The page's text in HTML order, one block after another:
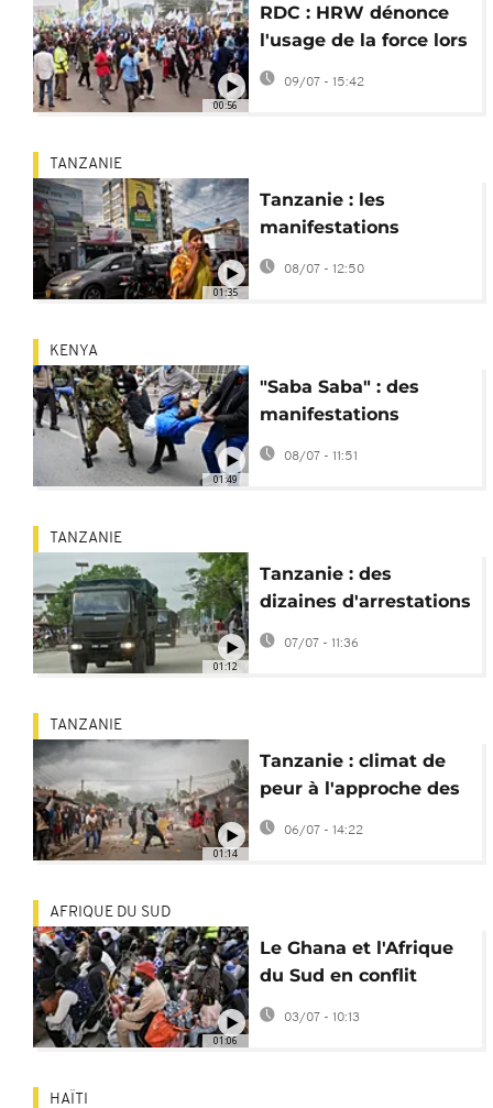
00:56
RDC : HRW dénonce
l'usage de la force lors
des manifestations du
12 juin
09/07 - 15:42
01:35
TANZANIE
Tanzanie : les
manifestations
antigouvernementales
du 7 juillet réprimées
08/07 - 12:50
01:49
KENYA
"Saba Saba" : des
manifestations
interdites violemment
réprimées au Kenya
08/07 - 11:51
01:12
TANZANIE
Tanzanie : des
dizaines d'arrestations
à la veille de
manifestations
07/07 - 11:36
01:14
TANZANIE
Tanzanie : climat de
peur à l'approche des
manifestations du 7
juillet
06/07 - 14:22
01:06
AFRIQUE DU SUD
Le Ghana et l'Afrique
du Sud en conflit
diplomatique après la
03/07 - 10:13
HAÏTI